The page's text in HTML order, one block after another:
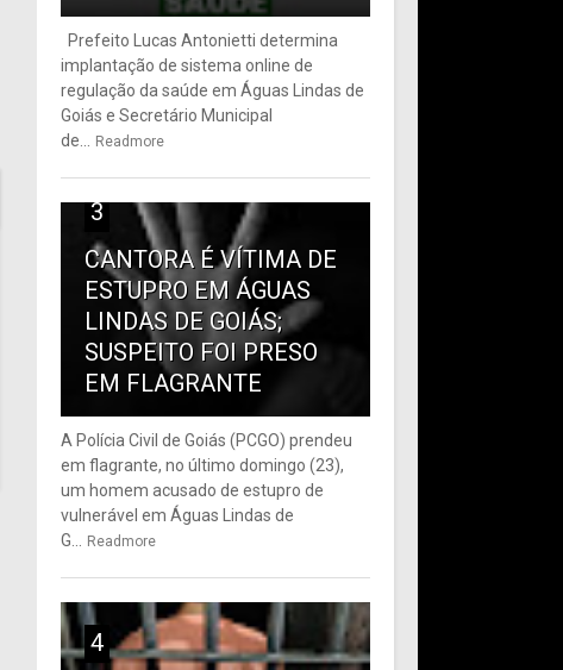
Prefeito Lucas Antonietti determina
implantação de sistema online de
regulação da saúde em Águas Lindas de
Goiás e Secretário Municipal
de...
Readmore
3
CANTORA É VÍTIMA DE
ESTUPRO EM ÁGUAS
LINDAS DE GOIÁS;
SUSPEITO FOI PRESO
EM FLAGRANTE
A Polícia Civil de Goiás (PCGO) prendeu
em flagrante, no último domingo (23),
um homem acusado de estupro de
vulnerável em Águas Lindas de
G...
Readmore
4